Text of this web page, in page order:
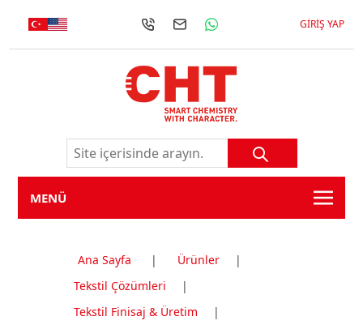
GIRIŞ YAP
MENÜ
Ana Sayfa | Ürünler
|
Tekstil Çözümleri
|
Tekstil Finisaj & Üretim
|